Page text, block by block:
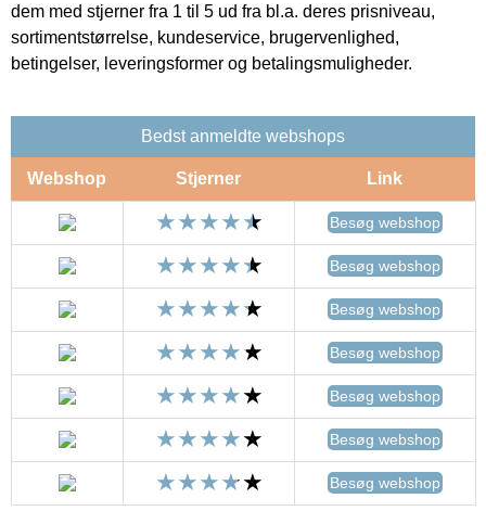
dem med stjerner fra 1 til 5 ud fra bl.a. deres prisniveau,
sortimentstørrelse, kundeservice, brugervenlighed,
betingelser, leveringsformer og betalingsmuligheder.
Bedst anmeldte webshops
Webshop Stjerner Link
Besøg webshop
Besøg webshop
Besøg webshop
Besøg webshop
Besøg webshop
Besøg webshop
Besøg webshop